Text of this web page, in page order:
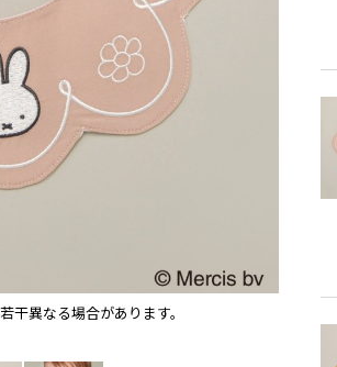
異なる場合があります。